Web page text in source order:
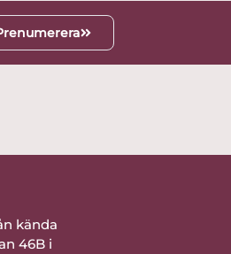
kända
46B i